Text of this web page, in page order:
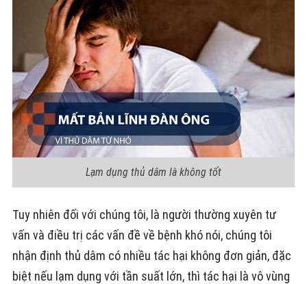
Lạm dụng thủ dâm là không tốt
Tuy nhiên đối với chúng tôi, là người thường xuyên tư
vấn và điều trị các vấn đề về bệnh khó nói, chúng tôi
nhận định thủ dâm có nhiều tác hại không đơn giản, đặc
biệt nếu lạm dụng với tần suất lớn, thì tác hại là vô vùng